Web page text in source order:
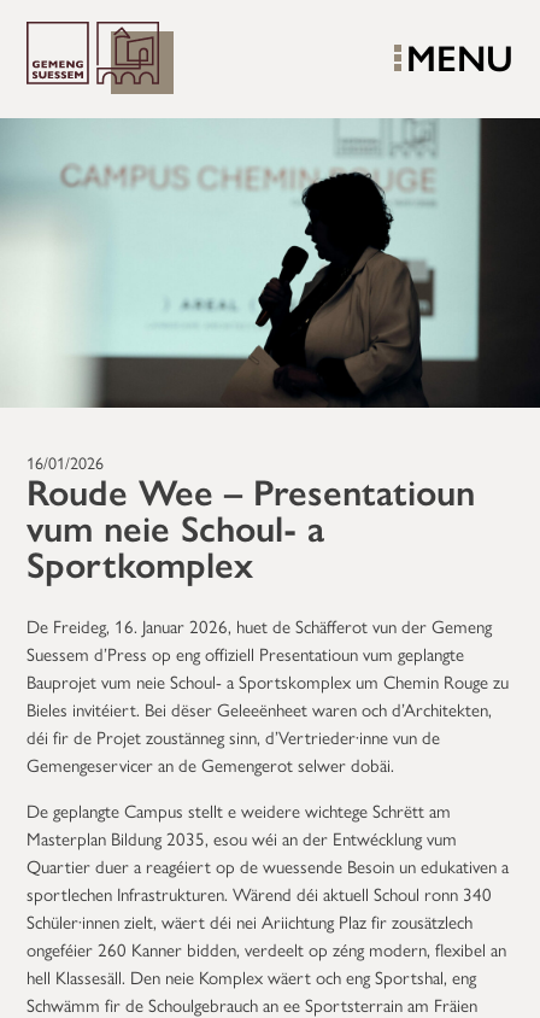
MENU
16/01/2026
Roude Wee – Presentatioun
vum neie Schoul- a
Sportkomplex
De Freideg, 16. Januar 2026, huet de Schäfferot vun der Gemeng
Suessem d’Press op eng offiziell Presentatioun vum geplangte
Bauprojet vum neie Schoul- a Sportskomplex um Chemin Rouge zu
Bieles invitéiert. Bei dëser Geleeënheet waren och d’Architekten,
déi fir de Projet zoustänneg sinn, d’Vertrieder·inne vun de
Gemengeservicer an de Gemengerot selwer dobäi.
De geplangte Campus stellt e weidere wichtege Schrëtt am
Masterplan Bildung 2035, esou wéi an der Entwécklung vum
Quartier duer a reagéiert op de wuessende Besoin un edukativen a
sportlechen Infrastrukturen. Wärend déi aktuell Schoul ronn 340
Schüler·innen zielt, wäert déi nei Ariichtung Plaz fir zousätzlech
ongeféier 260 Kanner bidden, verdeelt op zéng modern, flexibel an
hell Klassesäll. Den neie Komplex wäert och eng Sportshal, eng
Schwämm fir de Schoulgebrauch an ee Sportsterrain am Fräien